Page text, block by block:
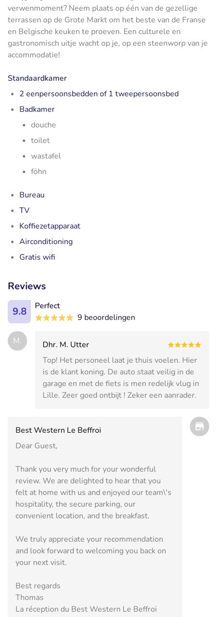
verwenmoment? Neem plaats op één van de gezellige
terrassen op de Grote Markt om het beste van de Franse
en Belgische keuken te proeven. Een culturele en
gastronomisch uitje wacht op je, op een steenworp van je
accommodatie!
Standaardkamer
2 eenpersoonsbedden of 1 tweepersoonsbed
Badkamer
douche
toilet
wastafel
föhn
Bureau
TV
Koffiezetapparaat
Airconditioning
Gratis wifi
Reviews
9.8
Perfect
9 beoordelingen
M.
Dhr. M. Utter
Top! Het personeel laat je thuis voelen. Hier
is de klant koning. De auto staat veilig in de
garage en met de fiets is men redelijk vlug in
Lille. Zeer goed ontbijt ! Zeker een aanrader.
Best Western Le Beffroi
Dear Guest,
Thank you very much for your wonderful
review. We are delighted to hear that you
felt at home with us and enjoyed our team\'s
hospitality, the secure parking, our
convenient location, and the breakfast.
We truly appreciate your recommendation
and look forward to welcoming you back on
your next visit.
Best regards
Thomas
La réception du Best Western Le Beffroi